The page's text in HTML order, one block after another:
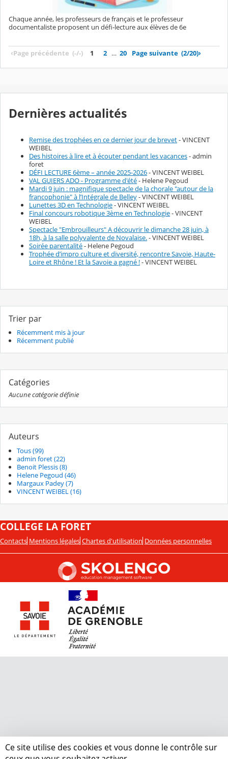
Chaque année, les professeurs de français et le professeur
documentaliste proposent un défi-lecture aux élèves de 6e
‹Page précédente (-/-) 1 2 … 20 Page suivante (2/20)›
Dernières actualités
Remise des trophées en ce dernier jour de brevet- VINCENT
WEIBEL
Des histoires à lire et à écouter pendant les vacances- admin
foret
DÉFI LECTURE 6ème – année 2025-2026- VINCENT WEIBEL
VAL GUIERS ADO - Programme d'été- Helene Pegoud
Mardi 9 juin : magnifique spectacle de la chorale "autour de la
francophonie" à l’Intégrale de Belley- VINCENT WEIBEL
Lunettes 3D en Technologie- VINCENT WEIBEL
Final concours robotique 3ème en Technologie- VINCENT
WEIBEL
Spectacle "Embrouilleurs" A découvrir le dimanche 28 juin, à
18h, à la salle polyvalente de Novalaise.- VINCENT WEIBEL
Soirée parentalité- Helene Pegoud
Trophée d’impro culture et diversité, rencontre Savoie, Haute-
Loire et Rhône ! Et la Savoie a gagné !- VINCENT WEIBEL
Trier par
Récemment mis à jour
Récemment publié
Catégories
Aucune catégorie définie
Auteurs
Tous (99)
admin foret (22)
Benoit Plessis (8)
Helene Pegoud (46)
Margaux Padey (7)
VINCENT WEIBEL (16)
COLLEGE LA FORET
Contacts Mentions légales Chartes d'utilisation Données personnelles
Ce site utilise des cookies et vous donne le contrôle sur